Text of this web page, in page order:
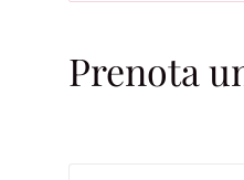
Prenota